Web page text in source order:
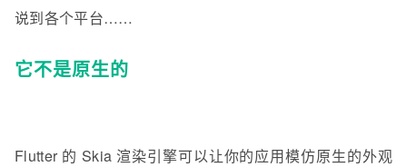
说到各个平台……
它不是原生的
Flutter 的 Skia 渲染引擎可以让你的应用模仿原生的外观